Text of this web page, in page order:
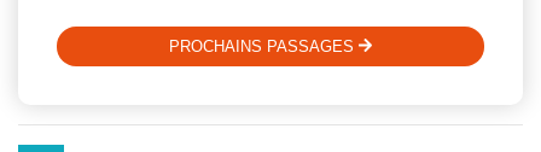
PROCHAINS PASSAGES